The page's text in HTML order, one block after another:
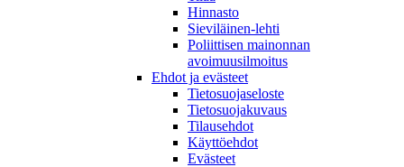
Hinnasto
Sieviläinen-lehti
Poliittisen mainonnan
avoimuusilmoitus
Ehdot ja evästeet
Tietosuojaseloste
Tietosuojakuvaus
Tilausehdot
Käyttöehdot
Evästeet